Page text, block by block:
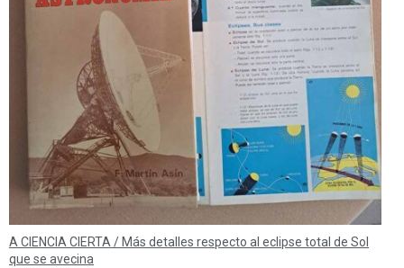
A CIENCIA CIERTA / Más detalles respecto al eclipse total de Sol
que se avecina